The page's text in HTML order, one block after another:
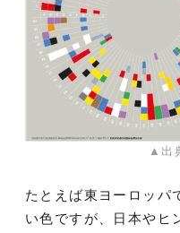
▲出
たとえば東ヨーロッパ
い色ですが、日本やヒ